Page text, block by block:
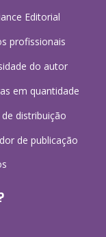
Editorial
profissionais
do autor
em quantidade
de distribuição
de publicação